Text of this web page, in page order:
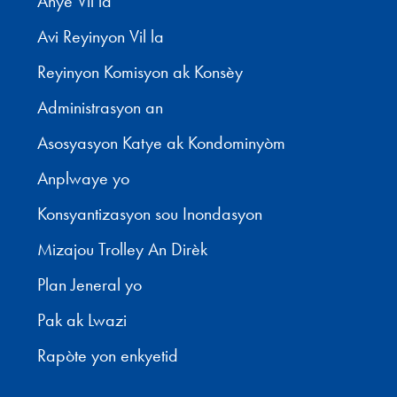
Avi Reyinyon Vil la
Reyinyon Komisyon ak Konsèy
Administrasyon an
Asosyasyon Katye ak Kondominyòm
Anplwaye yo
Konsyantizasyon sou Inondasyon
Mizajou Trolley An Dirèk
Plan Jeneral yo
Pak ak Lwazi
Rapòte yon enkyetid